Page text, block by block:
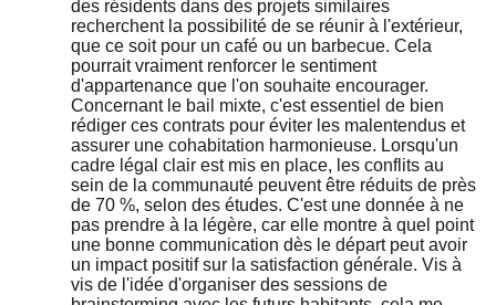
des résidents dans des projets similaires
recherchent la possibilité de se réunir à l'extérieur,
que ce soit pour un café ou un barbecue. Cela
pourrait vraiment renforcer le sentiment
d'appartenance que l'on souhaite encourager.
Concernant le bail mixte, c'est essentiel de bien
rédiger ces contrats pour éviter les malentendus et
assurer une cohabitation harmonieuse. Lorsqu'un
cadre légal clair est mis en place, les conflits au
sein de la communauté peuvent être réduits de près
de 70 %, selon des études. C'est une donnée à ne
pas prendre à la légère, car elle montre à quel point
une bonne communication dès le départ peut avoir
un impact positif sur la satisfaction générale. Vis à
vis de l'idée d'organiser des sessions de